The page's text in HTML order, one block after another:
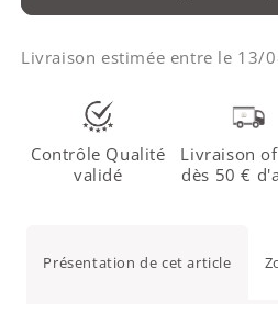
Livraison estimée entre le 13/
Contrôle Qualité
validé
Livraison
dès 50 €
Présentation de cet article